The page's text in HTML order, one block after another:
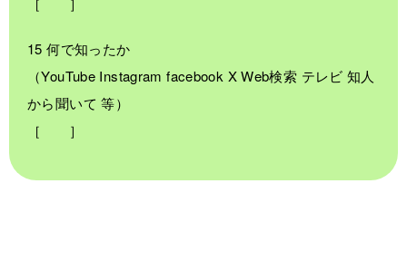
15 何で知ったか
（YouTube Instagram facebook X Web検索 テレビ 知人
から聞いて 等）
［ ］